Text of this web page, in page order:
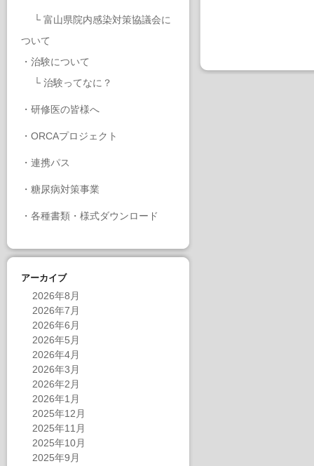
└ 富山県院内感染対策協議会に
ついて
・ 治験について
└ 治験ってなに？
・ 研修医の皆様へ
・ ORCAプロジェクト
・ 連携パス
・ 糖尿病対策事業
・ 各種書類・様式ダウンロード
アーカイブ
2026年8月
2026年7月
2026年6月
2026年5月
2026年4月
2026年3月
2026年2月
2026年1月
2025年12月
2025年11月
2025年10月
2025年9月